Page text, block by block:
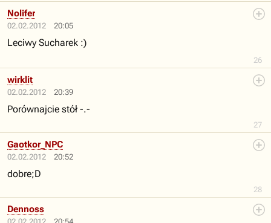
02.02.2012 20:05
26
Nolifer
Leciwy Sucharek :)
02.02.2012 20:39
27
wirklit
Porównajcie stół -.-
02.02.2012 20:52
28
Gaotkor_NPC
dobre;D
Dennoss